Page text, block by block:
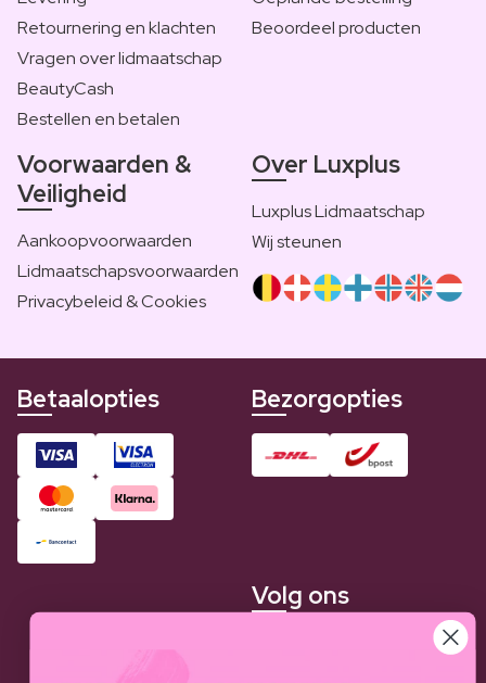
Retournering en klachten
Vragen over lidmaatschap
BeautyCash
Bestellen en betalen
Beoordeel producten
Voorwaarden &
Veiligheid
Aankoopvoorwaarden
Lidmaatschapsvoorwaarden
Privacybeleid & Cookies
Over Luxplus
Luxplus Lidmaatschap
Wij steunen
Betaalopties Bezorgopties
Volg ons